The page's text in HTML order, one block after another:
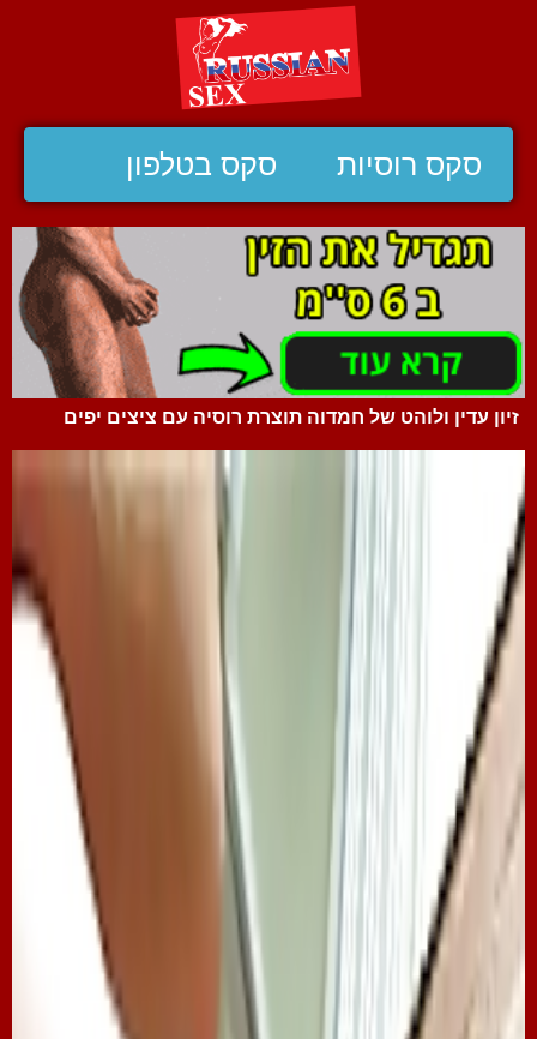
סקס רוסיות סקס בטלפון
זיון עדין ולוהט של חמדוה תוצרת רוסיה עם ציצים יפים